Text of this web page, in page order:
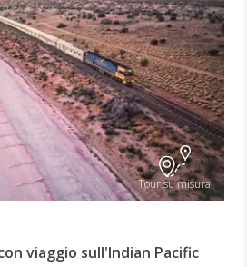
Tour su misura
viaggio sull'Indian Pacific